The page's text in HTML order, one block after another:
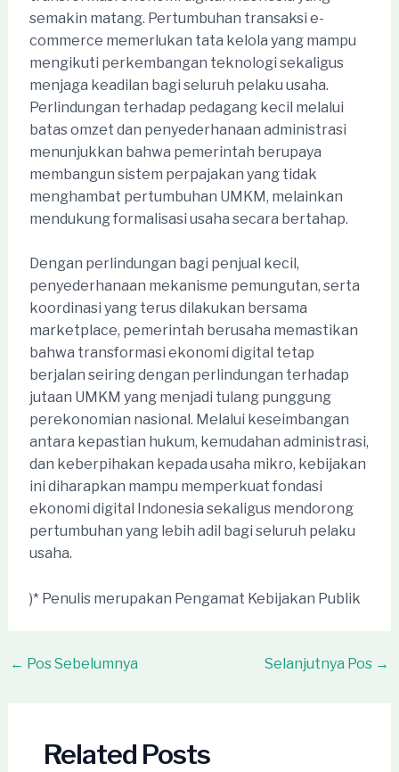
semakin matang. Pertumbuhan transaksi e-
commerce memerlukan tata kelola yang mampu
mengikuti perkembangan teknologi sekaligus
menjaga keadilan bagi seluruh pelaku usaha.
Perlindungan terhadap pedagang kecil melalui
batas omzet dan penyederhanaan administrasi
menunjukkan bahwa pemerintah berupaya
membangun sistem perpajakan yang tidak
menghambat pertumbuhan UMKM, melainkan
mendukung formalisasi usaha secara bertahap.
Dengan perlindungan bagi penjual kecil,
penyederhanaan mekanisme pemungutan, serta
koordinasi yang terus dilakukan bersama
marketplace, pemerintah berusaha memastikan
bahwa transformasi ekonomi digital tetap
berjalan seiring dengan perlindungan terhadap
jutaan UMKM yang menjadi tulang punggung
perekonomian nasional. Melalui keseimbangan
antara kepastian hukum, kemudahan administrasi,
dan keberpihakan kepada usaha mikro, kebijakan
ini diharapkan mampu memperkuat fondasi
ekonomi digital Indonesia sekaligus mendorong
pertumbuhan yang lebih adil bagi seluruh pelaku
usaha.
)* Penulis merupakan Pengamat Kebijakan Publik
Post
← Pos Sebelumnya Selanjutnya Pos →
Related Posts